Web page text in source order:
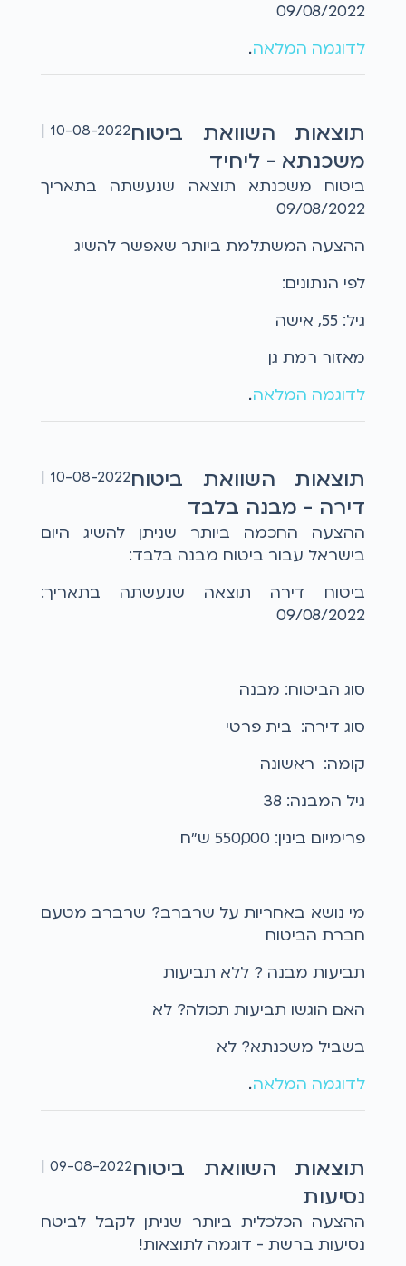
09/08/2022
לדוגמה המלאה...
10-08-2022 |תוצאות השוואת ביטוח
משכנתא - ליחיד
ביטוח משכנתא תוצאה שנעשתה בתאריך
09/08/2022
ההצעה המשתלמת ביותר שאפשר להשיג
לפי הנתונים:
גיל: 55, אישה
מאזור רמת גן
לדוגמה המלאה...
10-08-2022 |תוצאות השוואת ביטוח
דירה - מבנה בלבד
ההצעה החכמה ביותר שניתן להשיג היום
בישראל עבור ביטוח מבנה בלבד:
ביטוח דירה תוצאה שנעשתה בתאריך:
09/08/2022
סוג הביטוח: מבנה
סוג דירה: בית פרטי
קומה: ראשונה
גיל המבנה: 38
פרימיום בינין: 550,000 ש"ח
מי נושא באחריות על שרברב? שרברב מטעם
חברת הביטוח
תביעות מבנה ? ללא תביעות
האם הוגשו תביעות תכולה? לא
בשביל משכנתא? לא
לדוגמה המלאה...
09-08-2022 |תוצאות השוואת ביטוח
נסיעות
ההצעה הכלכלית ביותר שניתן לקבל לביטח
נסיעות ברשת - דוגמה לתוצאות!